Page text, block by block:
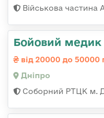
Військова частина
Бойовий медик
від 20000 до 50000
Дніпро
Соборний РТЦК м.